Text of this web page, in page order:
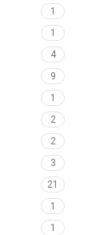
1
1
4
9
1
2
2
3
21
1
1